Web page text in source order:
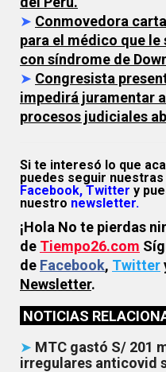
➤ Conmovedora
para el médico que
con síndrome de
➤ Congresista
impedirá juramentar
procesos judiciales
Si te interesó lo que
puedes seguir
Facebook, Twitter y
nuestro newsletter.
¡Hola No te pierdas
de Tiempo26.com
de Facebook, Twitter
Newsletter.
NOTICIAS
➤ MTC gastó S/ 201
irregulares anticovid